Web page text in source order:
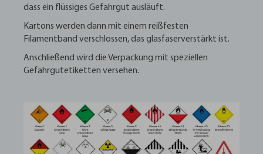
dass ein flüssiges Gefahrgut ausläuft.
Kartons werden dann mit einem reißfesten
Filamentband verschlossen, das glasfaserverstärkt ist.
Anschließend wird die Verpackung mit speziellen
Gefahrgutetiketten versehen.